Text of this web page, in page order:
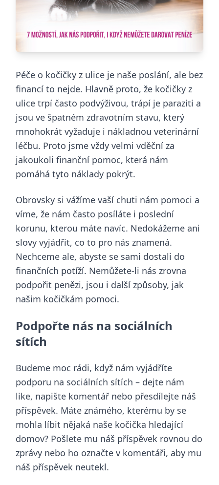
Péče o kočičky z ulice je naše poslání, ale bez
financí to nejde. Hlavně proto, že kočičky z
ulice trpí často podvýživou, trápí je paraziti a
jsou ve špatném zdravotním stavu, který
mnohokrát vyžaduje i nákladnou veterinární
léčbu. Proto jsme vždy velmi vděční za
jakoukoli finanční pomoc, která nám
pomáhá tyto náklady pokrýt.
Obrovsky si vážíme vaší chuti nám pomoci a
víme, že nám často posíláte i poslední
korunu, kterou máte navíc. Nedokážeme ani
slovy vyjádřit, co to pro nás znamená.
Nechceme ale, abyste se sami dostali do
finančních potíží. Nemůžete-li nás zrovna
podpořit penězi, jsou i další způsoby, jak
našim kočičkám pomoci.
Podpořte nás na sociálních
sítích
Budeme moc rádi, když nám vyjádříte
podporu na sociálních sítích – dejte nám
like, napište komentář nebo přesdílejte náš
příspěvek. Máte známého, kterému by se
mohla líbit nějaká naše kočička hledající
domov? Pošlete mu náš příspěvek rovnou do
zprávy nebo ho označte v komentáři, aby mu
náš příspěvek neutekl.